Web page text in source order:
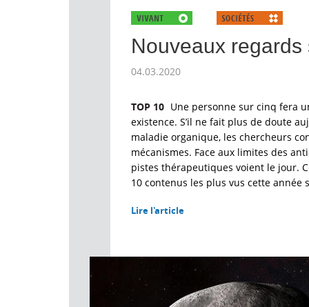
Nouveaux
04.03.2020
TOP 10 Une personne sur cinq fera
existence. S’il ne fait plus de doute
maladie organique, les chercheurs
mécanismes. Face aux limites des
pistes thérapeutiques voient le jour.
10 contenus les plus vus cette année
Lire l'article